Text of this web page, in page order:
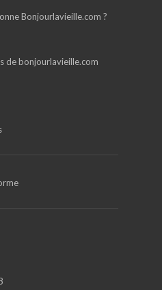
Bonjourlavieille.com ?
de bonjourlavieille.com